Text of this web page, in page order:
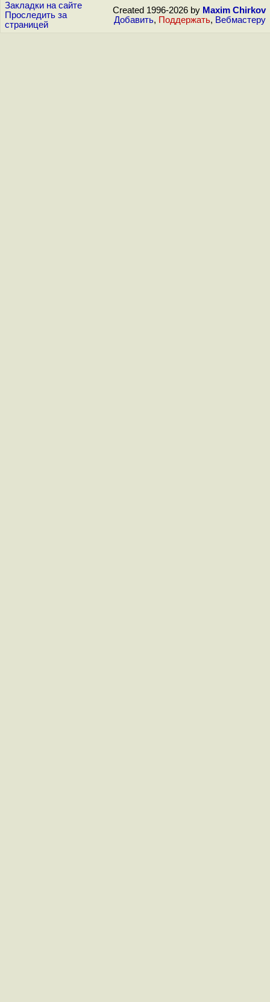
Закладки на сайте
Проследить за
страницей
Created 1996-2026 by Maxim Chirkov
Добавить, Поддержать, Вебмастеру